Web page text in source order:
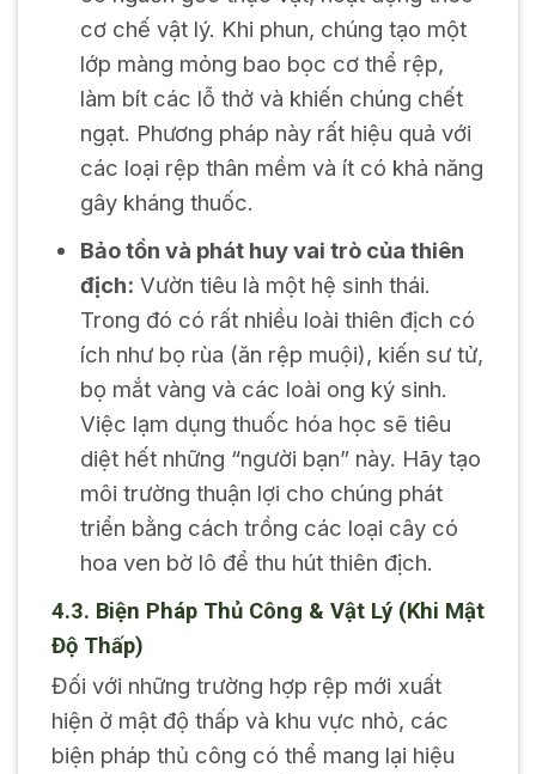
cơ chế vật lý. Khi phun, chúng tạo một
lớp màng mỏng bao bọc cơ thể rệp,
làm bít các lỗ thở và khiến chúng chết
ngạt. Phương pháp này rất hiệu quả với
các loại rệp thân mềm và ít có khả năng
gây kháng thuốc.
Bảo tồn và phát huy vai trò của thiên
địch: Vườn tiêu là một hệ sinh thái.
Trong đó có rất nhiều loài thiên địch có
ích như bọ rùa (ăn rệp muội), kiến sư tử,
bọ mắt vàng và các loài ong ký sinh.
Việc lạm dụng thuốc hóa học sẽ tiêu
diệt hết những “người bạn” này. Hãy tạo
môi trường thuận lợi cho chúng phát
triển bằng cách trồng các loại cây có
hoa ven bờ lô để thu hút thiên địch.
4.3. Biện Pháp Thủ Công & Vật Lý (Khi Mật
Độ Thấp)
Đối với những trường hợp rệp mới xuất
hiện ở mật độ thấp và khu vực nhỏ, các
biện pháp thủ công có thể mang lại hiệu